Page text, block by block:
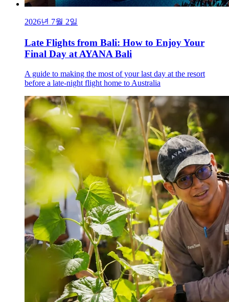
2026년 7월 2일
Late Flights from Bali: How to Enjoy Your
Final Day at AYANA Bali
A guide to making the most of your last day at the resort
before a late-night flight home to Australia